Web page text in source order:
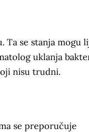
Ta se stanja mogu
uklanja
nisu trudni.
se preporučuje